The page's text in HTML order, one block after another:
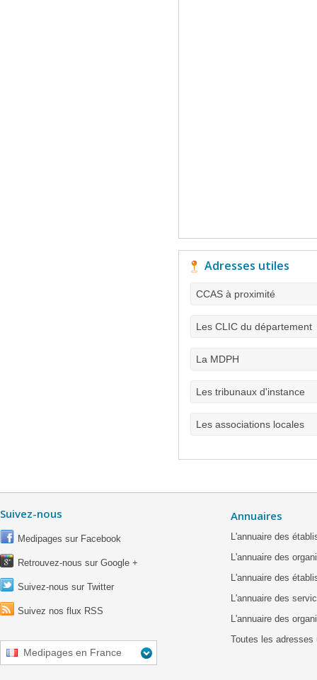
Adresses utiles
CCAS à proximité
Les CLIC du département
La MDPH
Les tribunaux d'instance
Les associations locales
Suivez-nous
Medipages sur Facebook
Retrouvez-nous sur Google +
Suivez-nous sur Twitter
Suivez nos flux RSS
Medipages en France
Annuaires
L'annuaire des
L'annuaire des
L'annuaire des
L'annuaire des
L'annuaire des
Toutes les adresses